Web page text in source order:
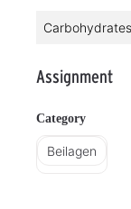
Carbohydrates
Assignment
Category
Beilagen